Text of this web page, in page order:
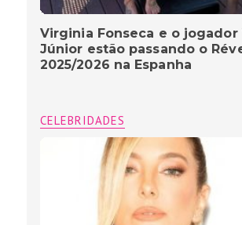
Virginia Fonseca e o jogador
Júnior estão passando o
2025/2026 na Espanha
CELEBRIDADES